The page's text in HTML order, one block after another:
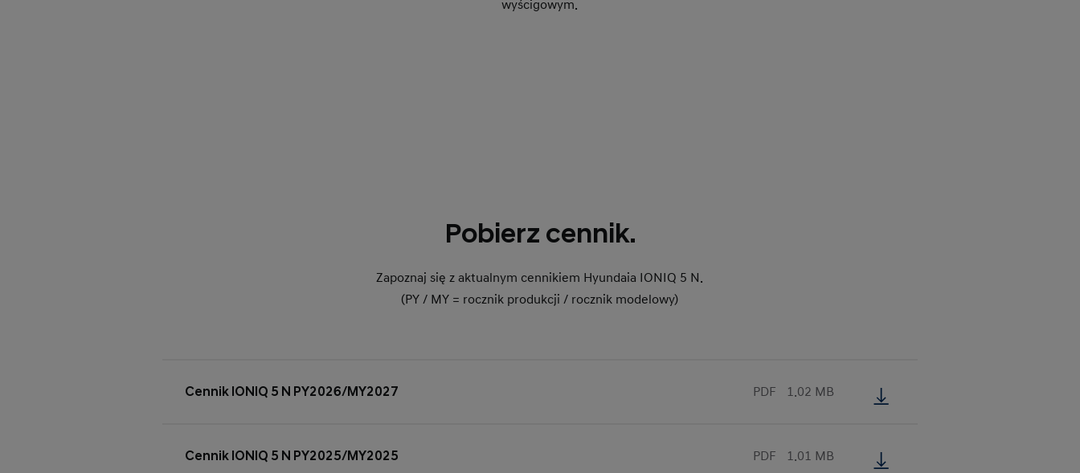
wyścigowym.
Pobierz cennik.
Zapoznaj się z aktualnym cennikiem Hyundaia IONIQ 5 N.
(PY / MY = rocznik produkcji / rocznik modelowy)
Cennik IONIQ 5 N PY2026/MY2027 PDF 1.02 MB
Cennik IONIQ 5 N PY2025/MY2025 PDF 1.01 MB